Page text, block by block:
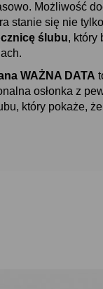
Możliwość
stanie się nie
ślubu, który
WAŻNA DATA
osłonka z
który pokaże,